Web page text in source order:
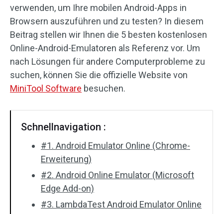
verwenden, um Ihre mobilen Android-Apps in
Browsern auszuführen und zu testen? In diesem
Beitrag stellen wir Ihnen die 5 besten kostenlosen
Online-Android-Emulatoren als Referenz vor. Um
nach Lösungen für andere Computerprobleme zu
suchen, können Sie die offizielle Website von
MiniTool Software besuchen.
Schnellnavigation :
#1. Android Emulator Online (Chrome-
Erweiterung)
#2. Android Online Emulator (Microsoft
Edge Add-on)
#3. LambdaTest Android Emulator Online